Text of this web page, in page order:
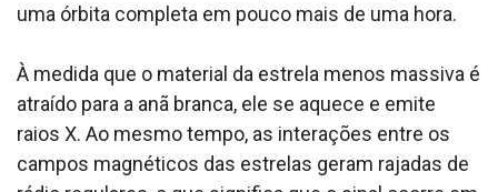
uma órbita completa em pouco mais de uma hora.
À medida que o material da estrela menos massiva é
atraído para a anã branca, ele se aquece e emite
raios X. Ao mesmo tempo, as interações entre os
campos magnéticos das estrelas geram rajadas de